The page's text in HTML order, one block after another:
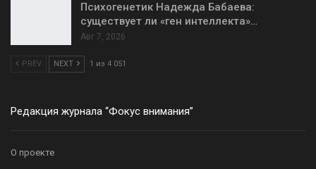
Психогенетик Надежда Бабаева:
существует ли «ген интеллекта»…
Авг 7, 2026
PREV NEXT 1 из 4 051
Редакция журнала “Фокус внимания”
О проекте